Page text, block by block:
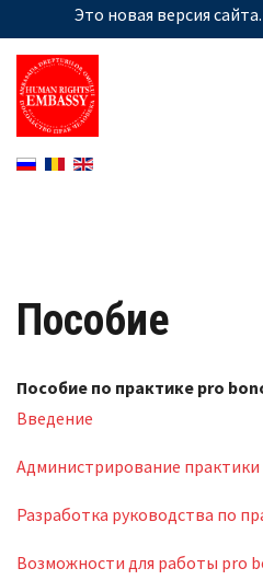
Это новая версия сайта.
Пособие
Пособие по практике pro
Введение
Администрирование
Разработка руководства по
Возможности для работы pro